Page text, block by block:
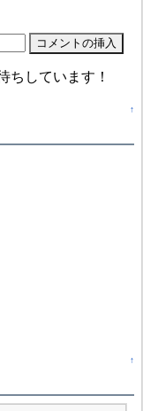
ちしています！
↑
↑